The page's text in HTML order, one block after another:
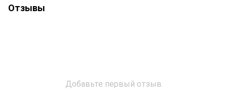
Отзывы
Добавьте первый отзыв